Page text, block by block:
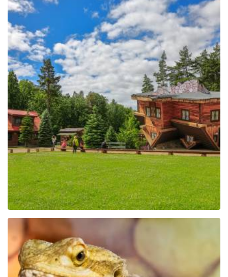
Centrum Edukacji i
Promocji Regionu w
Szymbarku